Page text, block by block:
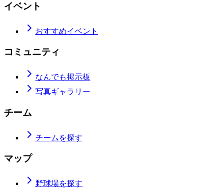
イベント
おすすめイベント
コミュニティ
なんでも掲示板
写真ギャラリー
チーム
チームを探す
マップ
野球場を探す